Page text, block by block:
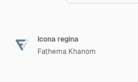
Icona regina
Fathema Khanom